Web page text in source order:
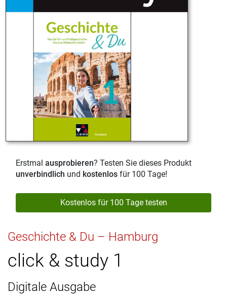
Erstmal ausprobieren? Testen Sie dieses Produkt
unverbindlich und kostenlos für 100 Tage!
Kostenlos für 100 Tage testen
Geschichte & Du – Hamburg
click & study 1
Digitale Ausgabe